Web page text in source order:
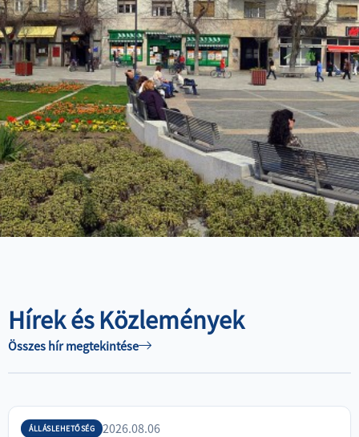
ESZKÖZÖK
ÉRTÉKESÍTÉSÉRE
SZÁNKÓPÁLYA
MŰJÉGPÁLYA
Hírek és Közlemények
Összes hír megtekintése
ÁLLÁSLEHETŐSÉG 2026.08.06